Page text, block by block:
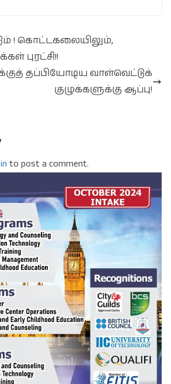
! கொட்டகலையிலும்,
புரட்சி!!
தப்பியோடிய வாள்வெட்டுக்
குழுக்களுக்கு ஆப்பு!
to post a comment.